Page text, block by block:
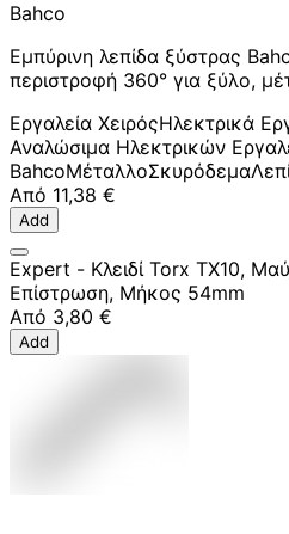
Bahco
Εμπύρινη λεπίδα ξύστρας
περιστροφή 360° για ξύλο,
Εργαλεία ΧειρόςΗλεκτρικά
Αναλώσιμα Ηλεκτρικών
BahcoΜέταλλοΣκυρόδεμα
Από 11,38 €
Add
Expert - Κλειδί Torx TX10,
Επίστρωση, Μήκος 54mm
Από 3,80 €
Add